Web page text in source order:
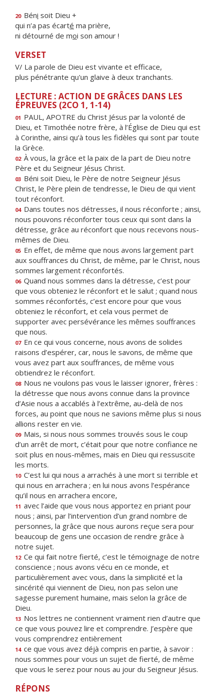
20 Béni soit Dieu +
qui n’a pas écarté ma prière,
ni détourné de moi son amour !
VERSET
V/ La parole de Dieu est vivante et efficace,
plus pénétrante qu'un glaive à deux tranchants.
LECTURE : ACTION DE GRÂCES DANS LES
ÉPREUVES (2CO 1, 1-14)
01 PAUL, APOTRE du Christ Jésus par la volonté de
Dieu, et Timothée notre frère, à l’Église de Dieu qui est
à Corinthe, ainsi qu’à tous les fidèles qui sont par toute
la Grèce.
02 À vous, la grâce et la paix de la part de Dieu notre
Père et du Seigneur Jésus Christ.
03 Béni soit Dieu, le Père de notre Seigneur Jésus
Christ, le Père plein de tendresse, le Dieu de qui vient
tout réconfort.
04 Dans toutes nos détresses, il nous réconforte ; ainsi,
nous pouvons réconforter tous ceux qui sont dans la
détresse, grâce au réconfort que nous recevons nous-
mêmes de Dieu.
05 En effet, de même que nous avons largement part
aux souffrances du Christ, de même, par le Christ, nous
sommes largement réconfortés.
06 Quand nous sommes dans la détresse, c’est pour
que vous obteniez le réconfort et le salut ; quand nous
sommes réconfortés, c’est encore pour que vous
obteniez le réconfort, et cela vous permet de
supporter avec persévérance les mêmes souffrances
que nous.
07 En ce qui vous concerne, nous avons de solides
raisons d’espérer, car, nous le savons, de même que
vous avez part aux souffrances, de même vous
obtiendrez le réconfort.
08 Nous ne voulons pas vous le laisser ignorer, frères :
la détresse que nous avons connue dans la province
d’Asie nous a accablés à l’extrême, au-delà de nos
forces, au point que nous ne savions même plus si nous
allions rester en vie.
09 Mais, si nous nous sommes trouvés sous le coup
d’un arrêt de mort, c’était pour que notre confiance ne
soit plus en nous-mêmes, mais en Dieu qui ressuscite
les morts.
10 C’est lui qui nous a arrachés à une mort si terrible et
qui nous en arrachera ; en lui nous avons l’espérance
qu’il nous en arrachera encore,
11 avec l’aide que vous nous apportez en priant pour
nous ; ainsi, par l’intervention d’un grand nombre de
personnes, la grâce que nous aurons reçue sera pour
beaucoup de gens une occasion de rendre grâce à
notre sujet.
12 Ce qui fait notre fierté, c’est le témoignage de notre
conscience ; nous avons vécu en ce monde, et
particulièrement avec vous, dans la simplicité et la
sincérité qui viennent de Dieu, non pas selon une
sagesse purement humaine, mais selon la grâce de
Dieu.
13 Nos lettres ne contiennent vraiment rien d’autre que
ce que vous pouvez lire et comprendre. J’espère que
vous comprendrez entièrement
14 ce que vous avez déjà compris en partie, à savoir :
nous sommes pour vous un sujet de fierté, de même
que vous le serez pour nous au jour du Seigneur Jésus.
RÉPONS